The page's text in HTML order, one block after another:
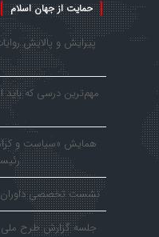
حمایت از جهان اسلام
پیرایش و پالایش
مهم‌ترین درسی که
همایش «سیاست و
نشست تخصصی داوران
جلسه گزارش طرح ملی